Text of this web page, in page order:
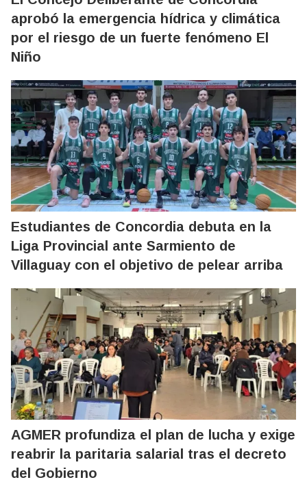
aprobó la emergencia hídrica y climática
por el riesgo de un fuerte fenómeno El
Niño
Estudiantes de Concordia debuta en la
Liga Provincial ante Sarmiento de
Villaguay con el objetivo de pelear arriba
AGMER profundiza el plan de lucha y exige
reabrir la paritaria salarial tras el decreto
del Gobierno